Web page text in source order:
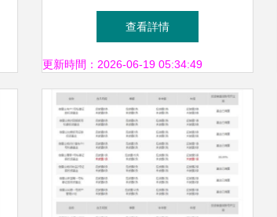
優化投資管理體系
查看詳情
更新時間：2026-06-19 05:34:49